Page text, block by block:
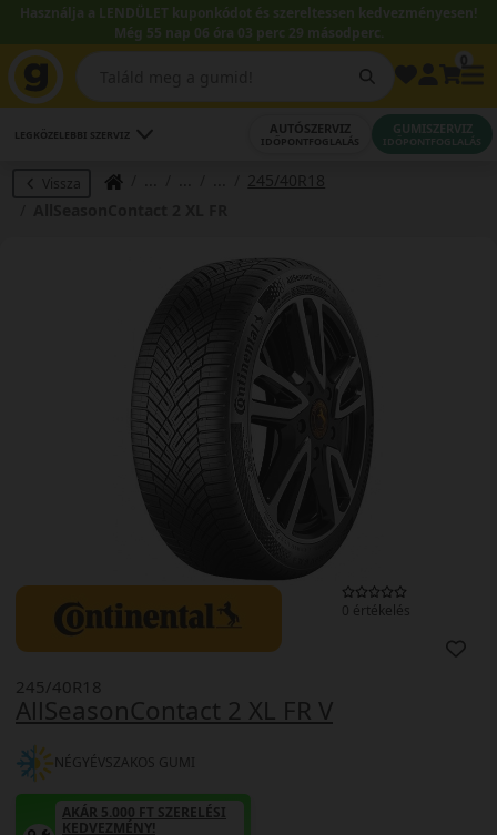
Használja a LENDÜLET kuponkódot és szereltessen kedvezményesen!
Még 55 nap 06 óra 03 perc 29 másodperc.
LEGKÖZELEBBI SZERVIZ AUTÓSZERVIZ
IDŐPONTFOGLALÁS
GUMISZERVIZ
IDŐPONTFOGLALÁS
Vissza
245/40R18
0 értékelés
AllSeasonContact 2 XL FR V
245/40R18
NÉGYÉVSZAKOS GUMI
AKÁR 5.000 FT SZERELÉSI
KEDVEZMÉNY!